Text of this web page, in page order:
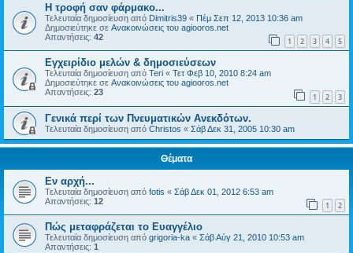
H τροφή σαν φάρμακο...
Τελευταία δημοσίευση από Dimitris39 « Πέμ Σεπ 12, 2013 10:36 am
Δημοσιεύτηκε σε Ανακοινώσεις του agiooros.net
Απαντήσεις: 42 1 2 3 4 5
Εγχειρίδιο μελών & δημοσιεύσεων
Τελευταία δημοσίευση από Teri « Τετ Φεβ 10, 2010 8:24 am
Δημοσιεύτηκε σε Ανακοινώσεις του agiooros.net
Απαντήσεις: 23 1 2 3
Γενικά περί των Πνευματικών Ανεκδότων.
Τελευταία δημοσίευση από Christos « Σάβ Δεκ 31, 2005 10:30 am
Θέματα
Εν αρχή...
Τελευταία δημοσίευση από fotis « Σάβ Δεκ 01, 2012 6:53 am
Απαντήσεις: 12 1 2
Πώς μεταφράζεται το Ευαγγέλιο
Τελευταία δημοσίευση από grigoria-ka « Σάβ Αύγ 21, 2010 10:53 am
Απαντήσεις: 1